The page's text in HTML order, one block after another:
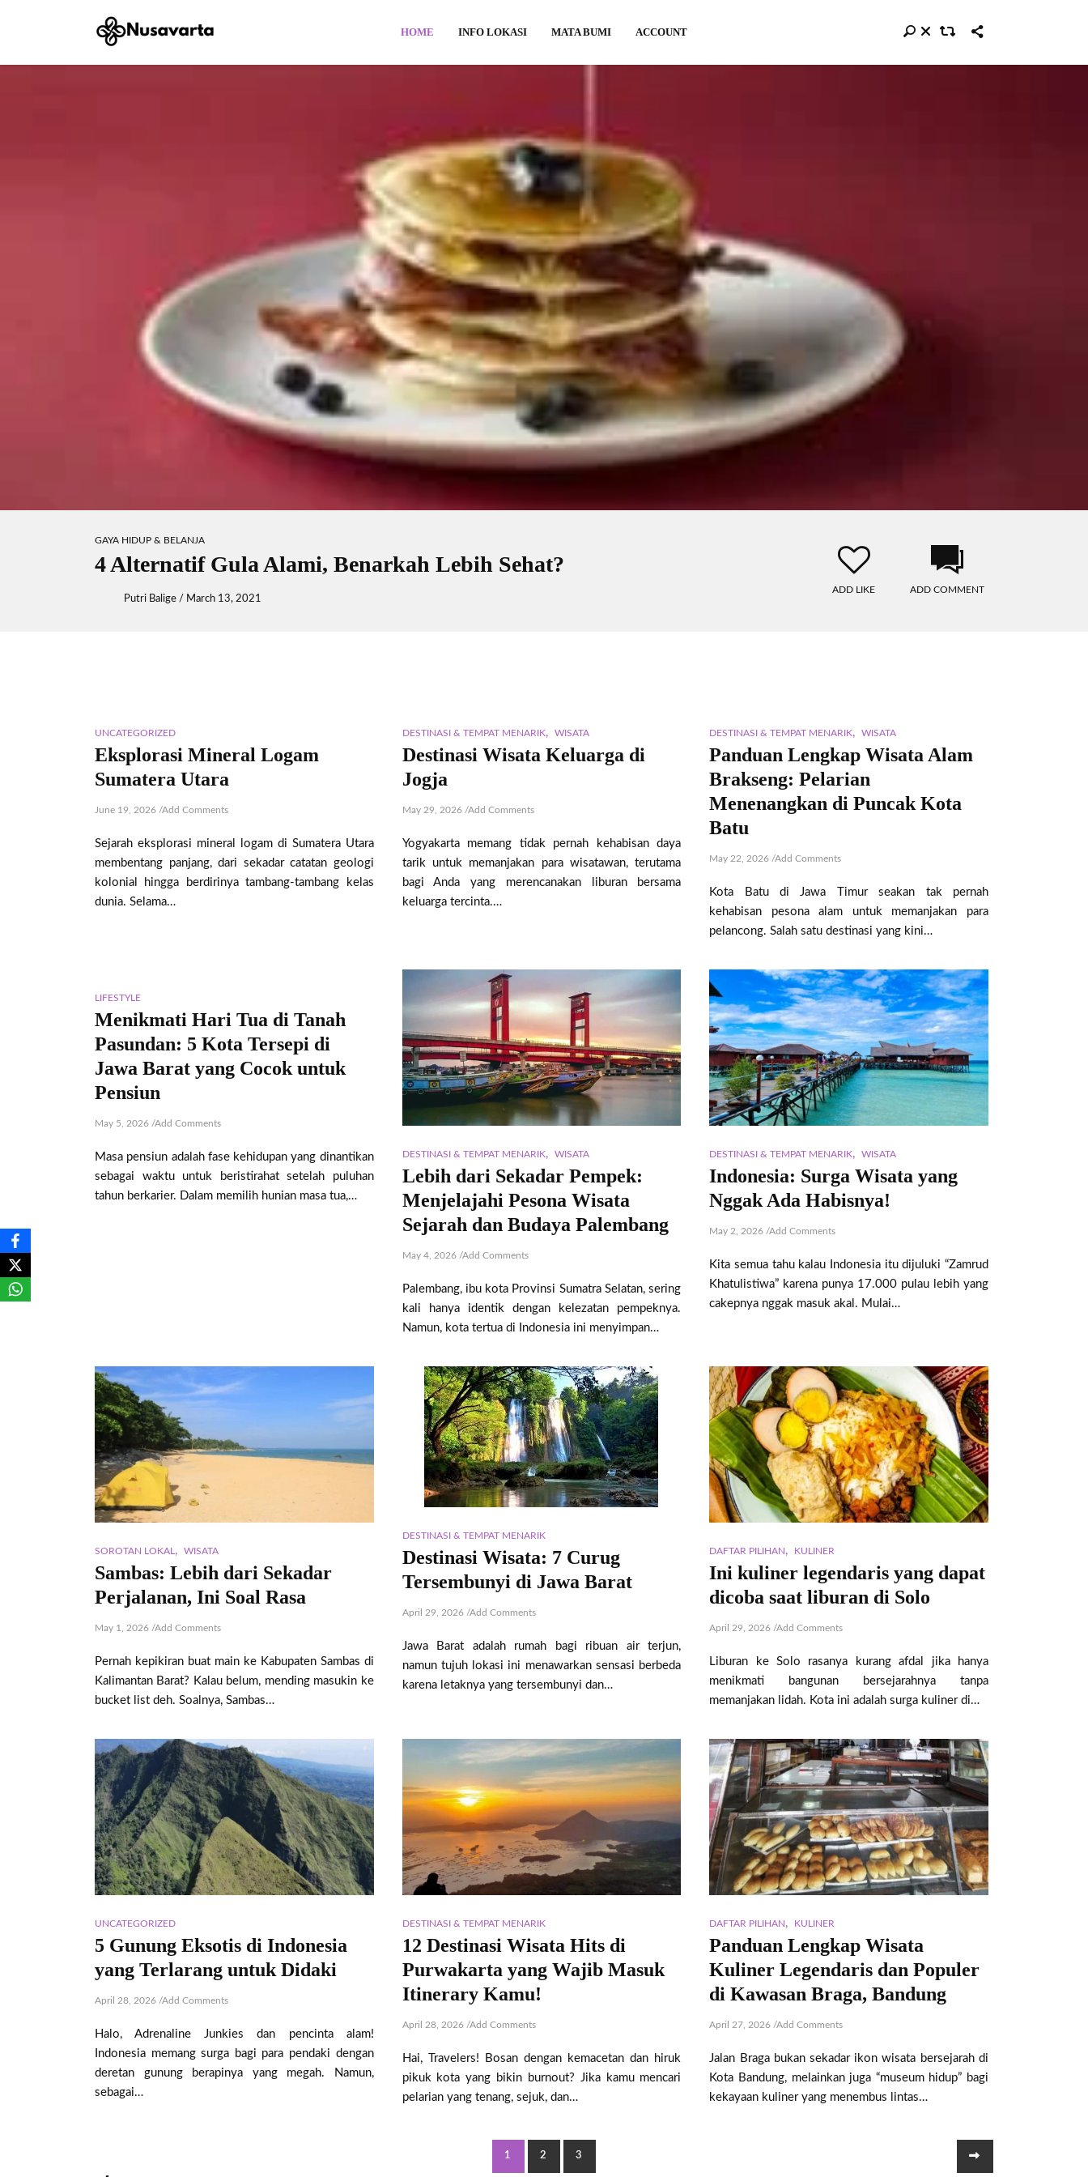
HOME INFO LOKASI MATA BUMI ACCOUNT
GAYA HIDUP & BELANJA
4 Alternatif Gula Alami, Benarkah Lebih Sehat?
Putri Balige / March 13, 2021
ADD LIKE ADD COMMENT
UNCATEGORIZED
Eksplorasi Mineral Logam
Sumatera Utara
June 19, 2026 /Add Comments
Sejarah eksplorasi mineral logam di Sumatera Utara
membentang panjang, dari sekadar catatan geologi
kolonial hingga berdirinya tambang-tambang kelas
dunia. Selama…
DESTINASI & TEMPAT MENARIK, WISATA
Destinasi Wisata Keluarga di
Jogja
May 29, 2026 /Add Comments
Yogyakarta memang tidak pernah kehabisan daya
tarik untuk memanjakan para wisatawan, terutama
bagi Anda yang merencanakan liburan bersama
keluarga tercinta.…
DESTINASI & TEMPAT MENARIK,WISATA
Panduan Lengkap Wisata Alam
Brakseng: Pelarian
Menenangkan di Puncak Kota
Batu
May 22, 2026 /Add Comments
Kota Batu di Jawa Timur seakan tak pernah
kehabisan pesona alam untuk memanjakan para
pelancong. Salah satu destinasi yang kini…
LIFESTYLE
Menikmati Hari Tua di Tanah
Pasundan: 5 Kota Tersepi di
Jawa Barat yang Cocok untuk
Pensiun
May 5, 2026 /Add Comments
Masa pensiun adalah fase kehidupan yang dinantikan
sebagai waktu untuk beristirahat setelah puluhan
tahun berkarier. Dalam memilih hunian masa tua,…
DESTINASI & TEMPAT MENARIK, WISATA
Lebih dari Sekadar Pempek:
Menjelajahi Pesona Wisata
Sejarah dan Budaya Palembang
May 4, 2026 /Add Comments
Palembang, ibu kota Provinsi Sumatra Selatan, sering
kali hanya identik dengan kelezatan pempeknya.
Namun, kota tertua di Indonesia ini menyimpan…
DESTINASI & TEMPAT MENARIK,WISATA
Indonesia: Surga Wisata yang
Nggak Ada Habisnya!
May 2, 2026 /Add Comments
Kita semua tahu kalau Indonesia itu dijuluki “Zamrud
Khatulistiwa” karena punya 17.000 pulau lebih yang
cakepnya nggak masuk akal. Mulai…
SOROTAN LOKAL , WISATA
Sambas: Lebih dari Sekadar
Perjalanan, Ini Soal Rasa
May 1, 2026 /Add Comments
Pernah kepikiran buat main ke Kabupaten Sambas di
Kalimantan Barat? Kalau belum, mending masukin ke
bucket list deh. Soalnya, Sambas…
DESTINASI & TEMPAT MENARIK
Destinasi Wisata: 7 Curug
Tersembunyi di Jawa Barat
April 29, 2026 /Add Comments
Jawa Barat adalah rumah bagi ribuan air terjun,
namun tujuh lokasi ini menawarkan sensasi berbeda
karena letaknya yang tersembunyi dan…
DAFTAR PILIHAN, KULINER
Ini kuliner legendaris yang dapat
dicoba saat liburan di Solo
April 29, 2026 /Add Comments
Liburan ke Solo rasanya kurang afdal jika hanya
menikmati bangunan bersejarahnya tanpa
memanjakan lidah. Kota ini adalah surga kuliner di…
UNCATEGORIZED
5 Gunung Eksotis di Indonesia
yang Terlarang untuk Didaki
April 28, 2026 /Add Comments
Halo, Adrenaline Junkies dan pencinta alam!
Indonesia memang surga bagi para pendaki dengan
deretan gunung berapinya yang megah. Namun,
sebagai…
DESTINASI & TEMPAT MENARIK
12 Destinasi Wisata Hits di
Purwakarta yang Wajib Masuk
Itinerary Kamu!
April 28, 2026 /Add Comments
Hai, Travelers! Bosan dengan kemacetan dan hiruk
pikuk kota yang bikin burnout? Jika kamu mencari
pelarian yang tenang, sejuk, dan…
DAFTAR PILIHAN, KULINER
Panduan Lengkap Wisata
Kuliner Legendaris dan Populer
di Kawasan Braga, Bandung
April 27, 2026 /Add Comments
Jalan Braga bukan sekadar ikon wisata bersejarah di
Kota Bandung, melainkan juga “museum hidup” bagi
kekayaan kuliner yang menembus lintas…
1 2 3